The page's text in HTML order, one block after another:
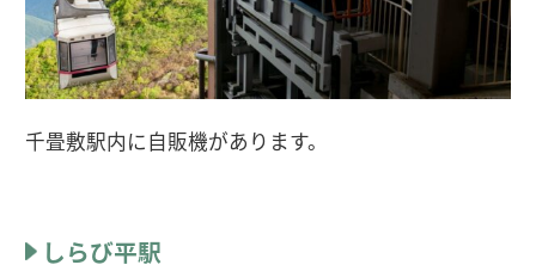
千畳敷駅内に自販機があります。
しらび平駅